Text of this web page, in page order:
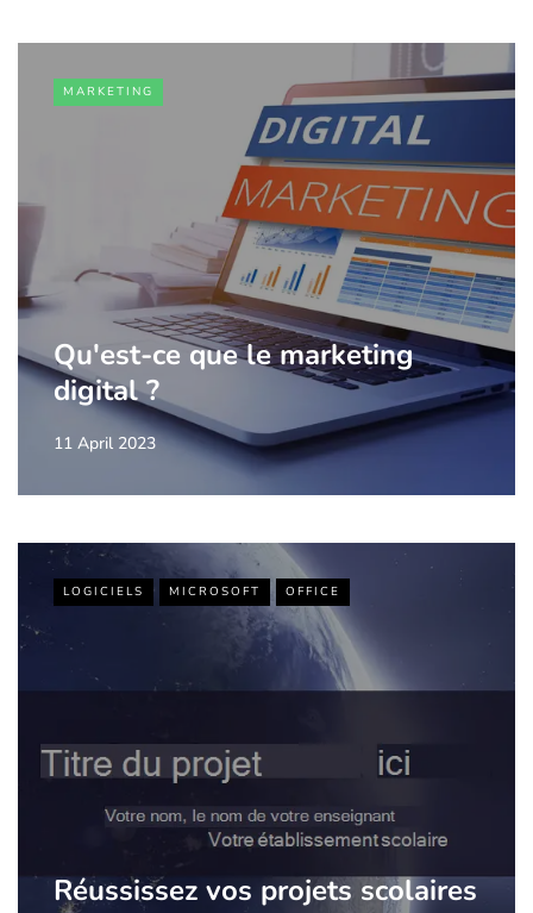
MARKETING
Qu'est-ce que le marketing
digital ?
11 April 2023
LOGICIELS MICROSOFT OFFICE
Réussissez vos projets scolaires